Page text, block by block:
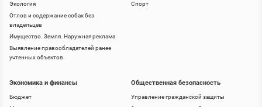
Экология
Отлов и содержание собак без
владельцев
Имущество. Земля. Наружная реклама
Выявление правообладателей ранее
учтенных объектов
Спорт
Экономика и финансы
Бюджет
Общественная безопасность
Управление гражданской защиты